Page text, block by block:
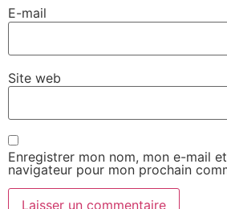
E-mail
Site web
Enregistrer mon nom, mon e-mail
navigateur pour mon prochain